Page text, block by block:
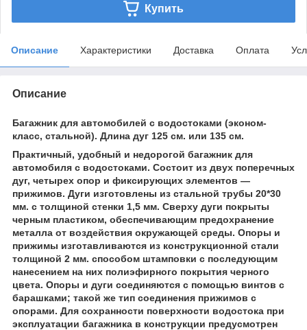
Купить
Описание Характеристики Доставка Оплата
Описание
Багажник для автомобилей с водостоками (эконом-
класс, стальной). Длина дуг 125 см. или 135 см.
Практичный, удобный и недорогой багажник для
автомобиля с водостоками. Состоит из двух поперечных
дуг, четырех опор и фиксирующих элементов —
прижимов. Дуги изготовлены из стальной трубы 20*30
мм. с толщиной стенки 1,5 мм. Сверху дуги покрыты
черным пластиком, обеспечивающим предохранение
металла от воздействия окружающей среды. Опоры и
прижимы изготавливаются из конструкционной стали
толщиной 2 мм. способом штамповки с последующим
нанесением на них полиэфирного покрытия черного
цвета. Опоры и дуги соединяются с помощью винтов с
барашками; такой же тип соединения прижимов с
опорами. Для сохранности поверхности водостока при
эксплуатации багажника в конструкции предусмотрен